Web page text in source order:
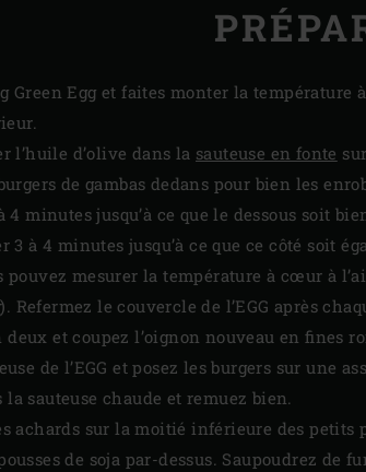
Green Egg et faites monter la température à
l’huile d’olive dans la sauteuse en fonte
de gambas dedans pour bien les
4 minutes jusqu’à ce que le dessous soit
3 à 4 minutes jusqu’à ce que ce côté soit
pouvez mesurer la température à cœur à
). Refermez le couvercle de l’EGG après
deux et coupez l’oignon nouveau en fines
de l’EGG et posez les burgers sur une
la sauteuse chaude et remuez bien.
achards sur la moitié inférieure des petits
de soja par-dessus. Saupoudrez